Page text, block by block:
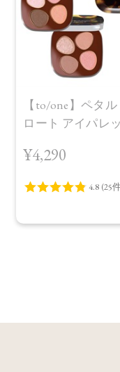
【to/one】ペタル
ロート アイパレ
品＞
¥4,290